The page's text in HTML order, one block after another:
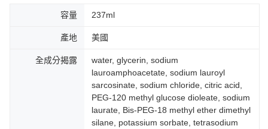
容量 237ml
產地 美國
全成分揭露
water, glycerin, sodium
lauroamphoacetate, sodium lauroyl
sarcosinate, sodium chloride, citric acid,
PEG-120 methyl glucose dioleate, sodium
laurate, Bis-PEG-18 methyl ether dimethyl
silane, potassium sorbate, tetrasodium